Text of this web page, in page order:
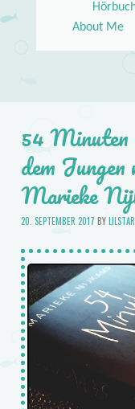
About Me
54
dem
Marieke
20. SEPTEMBER 2017 BYLILSTAR